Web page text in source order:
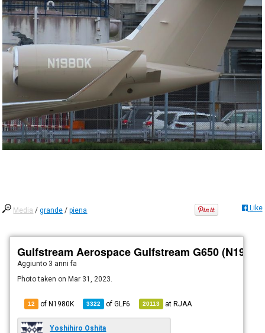
Media /grande /piena Like
Gulfstream Aerospace Gulfstream G650
Aggiunto 3 anni fa
Photo taken on Mar 31, 2023.
12 of N1980K 3322 ofGLF6 20113 atRJAA
Yoshihiro Oshita